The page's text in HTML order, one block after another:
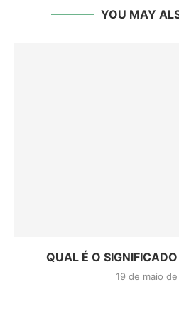
YOU MAY
QUAL É O
19 de maio